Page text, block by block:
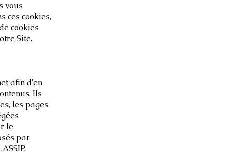
vous
ces cookies,
cookies
Site.
afin d'en
Ils
les pages
le
par